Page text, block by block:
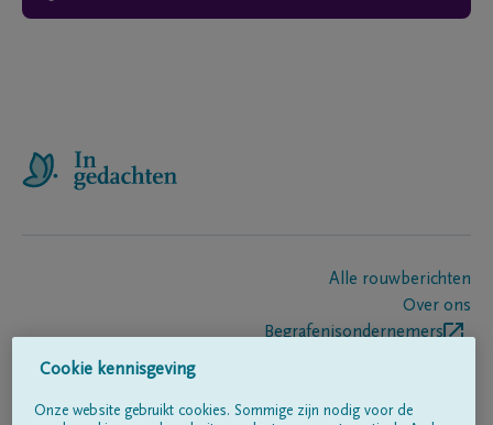
Alle rouwberichten
Over ons
Begrafenisondernemers
Cookie kennisgeving
Onze website gebruikt cookies. Sommige zijn nodig voor de